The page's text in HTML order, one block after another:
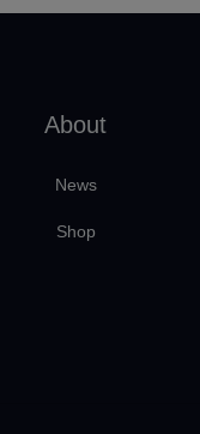
About
News
Shop